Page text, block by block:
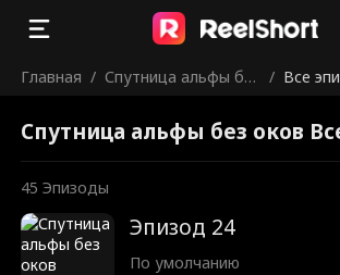
Главная / Спутница альфы без
/ Все
Спутница альфы без оков
45 Эпизоды
Эпизод 24
По умолчанию